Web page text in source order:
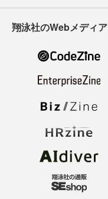
翔泳社のWebメディア